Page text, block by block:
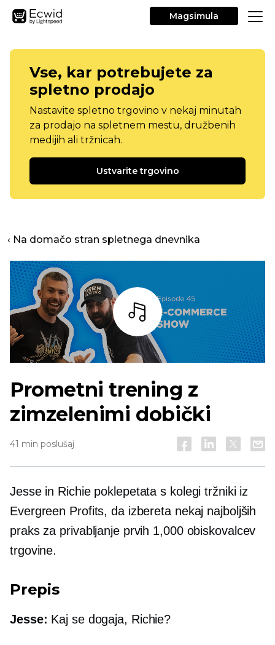
Magsimula
Vse, kar potrebujete za
spletno prodajo
Nastavite spletno trgovino v nekaj minutah
za prodajo na spletnem mestu, družbenih
medijih ali tržnicah.
Ustvarite trgovino
‹ Na domačo stran spletnega dnevnika
Bar
Prometni trening z
zimzelenimi dobički
41 min poslušaj
Jesse in Richie poklepetata s kolegi tržniki iz
Evergreen Profits, da izbereta nekaj najboljših
praks za privabljanje prvih 1,000 obiskovalcev
trgovine.
Prepis
Jesse: Kaj se dogaja, Richie?